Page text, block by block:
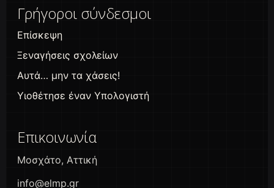
Γρήγοροι σύνδεσμοι
Επίσκεψη
Ξεναγήσεις σχολείων
Αυτά… μην τα χάσεις!
Υιοθέτησε έναν Υπολογιστή
Επικοινωνία
Μοσχάτο, Αττική
info@elmp.gr